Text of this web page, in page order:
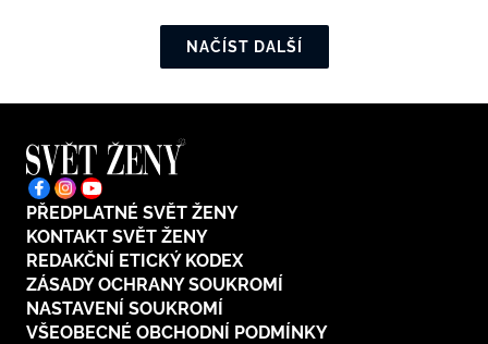
NAČÍST DALŠÍ
PŘEDPLATNÉ SVĚT ŽENY
KONTAKT SVĚT ŽENY
REDAKČNÍ ETICKÝ KODEX
ZÁSADY OCHRANY SOUKROMÍ
NASTAVENÍ SOUKROMÍ
VŠEOBECNÉ OBCHODNÍ PODMÍNKY